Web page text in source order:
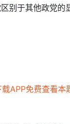
别于其他政党的
APP免费查看